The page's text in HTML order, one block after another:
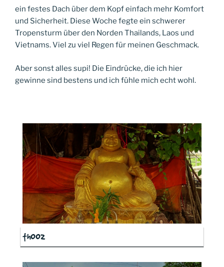
ein festes Dach über dem Kopf einfach mehr Komfort
und Sicherheit. Diese Woche fegte ein schwerer
Tropensturm über den Norden Thailands, Laos und
Vietnams. Viel zu viel Regen für meinen Geschmack.
Aber sonst alles supi! Die Eindrücke, die ich hier
gewinne sind bestens und ich fühle mich echt wohl.
th002